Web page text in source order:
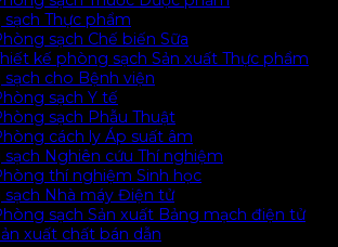
Thực phẩm
sạch Chế biến Sữa
kế phòng sạch Sản xuất Thực phẩm
sạch cho Bệnh viện
sạch Y tế
sạch Phẫu Thuật
cách ly Áp suất âm
sạch Nghiên cứu Thí nghiệm
thí nghiệm Sinh học
sạch Nhà máy Điện tử
sạch Sản xuất Bảng mạch điện tử
xuất chất bán dẫn